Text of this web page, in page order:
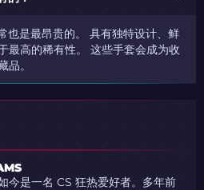
也是最昂贵的。 具有独特设计、鲜
最高的稀有性。 这些手套会成为收
品。
今是一名 CS 狂热爱好者。多年前